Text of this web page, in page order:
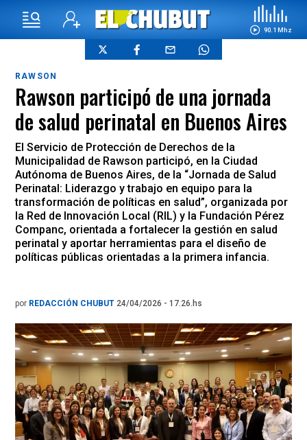
90.1 Mhz
RAWSON
Rawson participó de una jornada
de salud perinatal en Buenos Aires
El Servicio de Protección de Derechos de la
Municipalidad de Rawson participó, en la Ciudad
Autónoma de Buenos Aires, de la “Jornada de Salud
Perinatal: Liderazgo y trabajo en equipo para la
transformación de políticas en salud”, organizada por
la Red de Innovación Local (RIL) y la Fundación Pérez
Companc, orientada a fortalecer la gestión en salud
perinatal y aportar herramientas para el diseño de
políticas públicas orientadas a la primera infancia.
por REDACCIÓN CHUBUT 24/04/2026 - 17.26.hs